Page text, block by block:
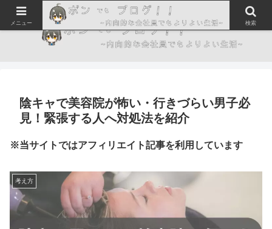
陰キャで美容院が怖い・行きづらい男子必
見！緊張する人へ対処法を紹介
※当サイトではアフィリエイト記事を利用しています
考え方
メニュー 検索